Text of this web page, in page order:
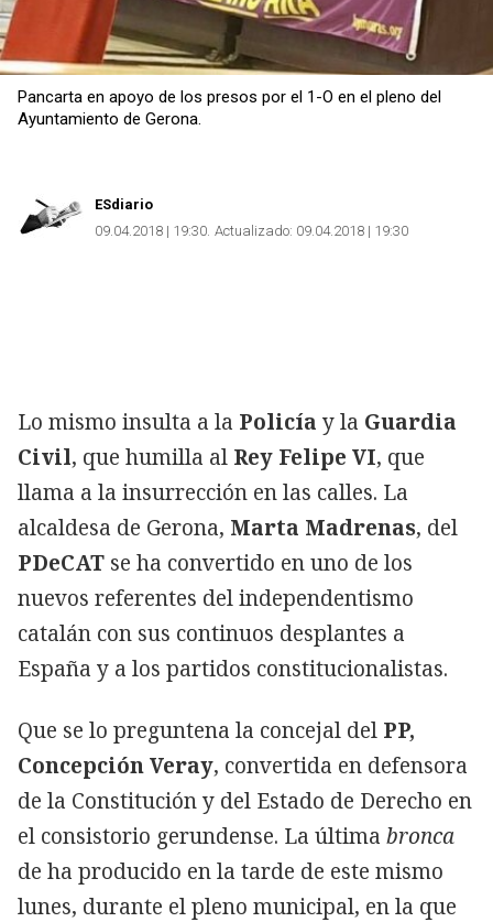
Pancarta en apoyo de los presos por el 1-O en el pleno del
Ayuntamiento de Gerona.
ESdiario
09.04.2018 | 19:30 Actualizado: 09.04.2018 | 19:30
Lo mismo insulta a la Policía y la Guardia
Civil, que humilla al Rey Felipe VI, que
llama a la insurrección en las calles. La
alcaldesa de Gerona, Marta Madrenas, del
PDeCAT se ha convertido en uno de los
nuevos referentes del independentismo
catalán con sus continuos desplantes a
España y a los partidos constitucionalistas.
Que se lo preguntena la concejal del PP,
Concepción Veray, convertida en defensora
de la Constitución y del Estado de Derecho en
el consistorio gerundense. La última bronca
de ha producido en la tarde de este mismo
lunes, durante el pleno municipal, en la que